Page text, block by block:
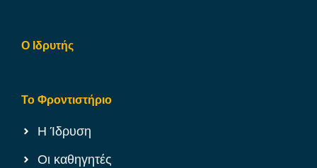
Ο Ιδρυτής
Το Φροντιστήριο
Η Ίδρυση
Οι καθηγητές